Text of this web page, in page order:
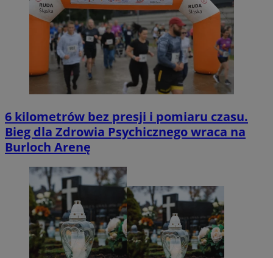
6 kilometrów bez presji i pomiaru czasu.
Bieg dla Zdrowia Psychicznego wraca na
Burloch Arenę